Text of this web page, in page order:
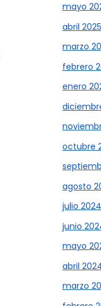
mayo
abril 2025
marzo
febrero
enero
octubre
agosto
julio 2024
junio
mayo
abril
marzo